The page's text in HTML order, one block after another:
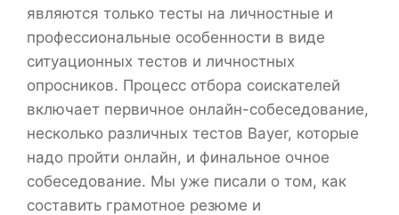
являются только тесты на личностные и
профессиональные особенности в виде
ситуационных тестов и личностных
опросников. Процесс отбора соискателей
включает первичное онлайн-собеседование,
несколько различных тестов Bayer, которые
надо пройти онлайн, и финальное очное
собеседование. Мы уже писали о том, как
составить грамотное резюме и